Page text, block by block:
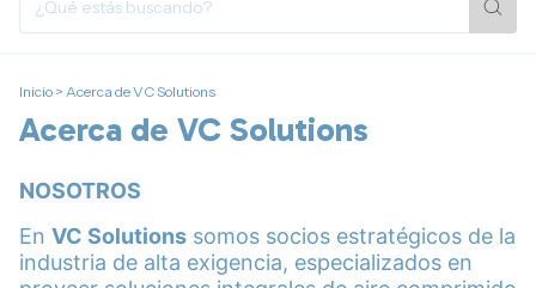
Inicio > Acerca de VC Solutions
Acerca de VC Solutions
NOSOTROS
En VC Solutions somos socios estratégicos de la
industria de alta exigencia, especializados en